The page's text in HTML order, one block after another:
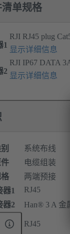
清单规格
1
RJI RJ45 plug
显示详细信息
2
RJI IP67 DATA
显示详细信息
系统布线
电缆组装
两端预接
器1
RJ45
器2
Han® 3 A 金
RJ45